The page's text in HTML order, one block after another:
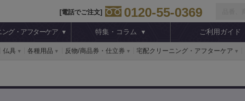
[電話でご注文] 0120-55-0369
ング・アフターケア 特集・コラム ご利用ガイド
仏具 各種用品 反物/商品券・仕立券 宅配クリーニング・アフターケア